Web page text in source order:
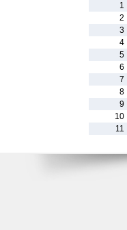
1
2
3
4
5
6
7
8
9
10
11